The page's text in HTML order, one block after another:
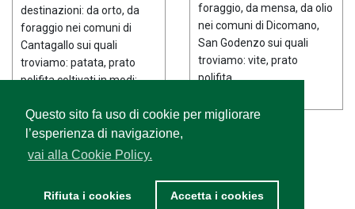
Questo sito fa uso di cookie per migliorare
l’esperienza di navigazione,
vai alla Cookie Policy.
Rifiuta i cookies Accetta i cookies
destinazioni: da orto, da
foraggio nei comuni di
Cantagallo sui quali
troviamo: patata, prato
polifita coltivati in modi:...
foraggio, da mensa, da olio
nei comuni di Dicomano,
San Godenzo sui quali
troviamo: vite, prato
polifita,...